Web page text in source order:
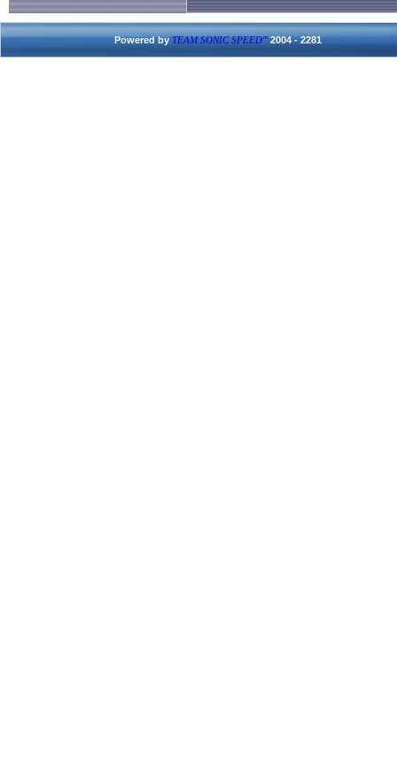
Powered byTEAM SONIC SPEED'''2004 - 2281